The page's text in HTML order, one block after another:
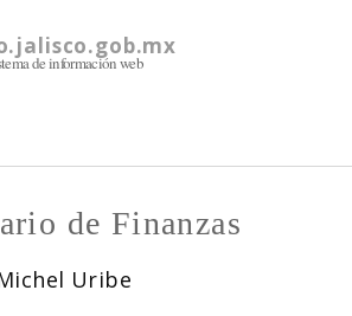
contenido
principal
de información web
de Finanzas
Uribe